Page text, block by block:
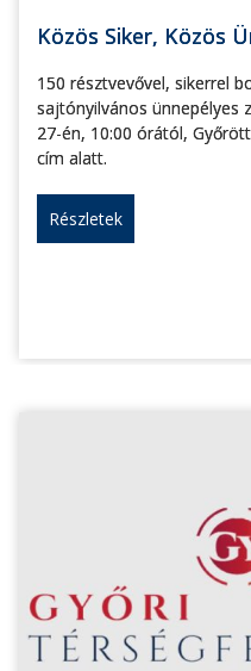
Közös Siker, Közös
150 résztvevővel, sikerrel
sajtónyilvános ünnepélyes
27-én, 10:00 órától,
cím alatt.
Részletek